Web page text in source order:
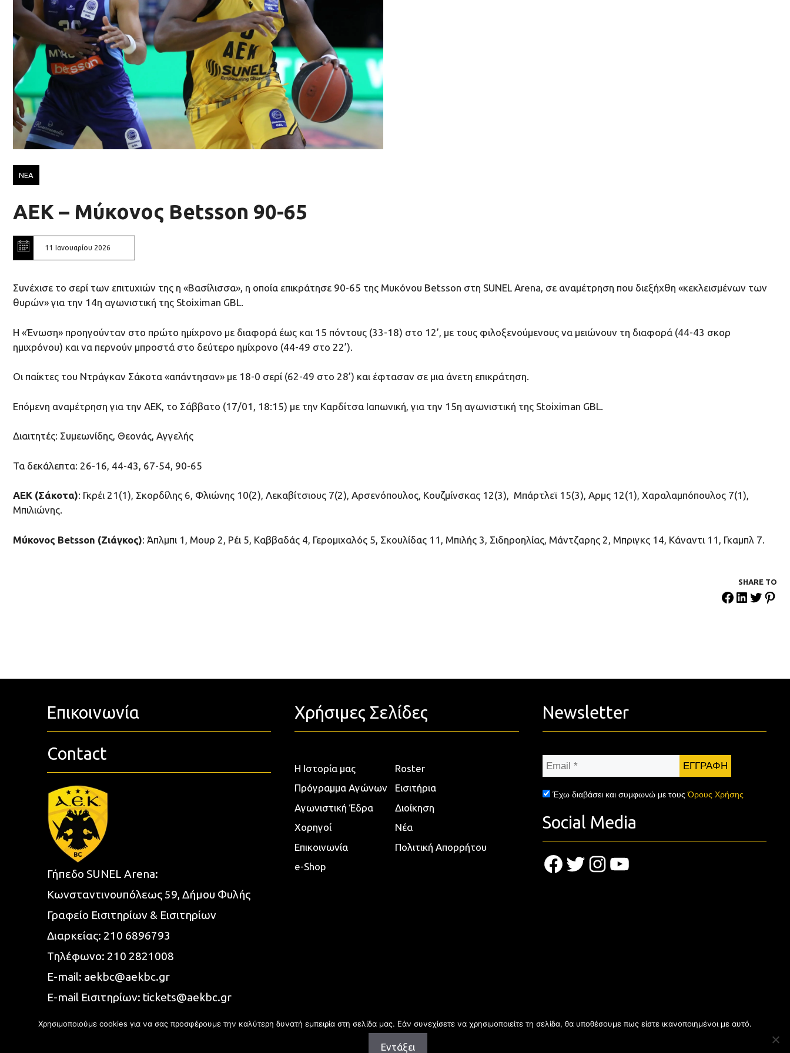
ΝΕΑ
AΕΚ – Μύκονος Betsson 90-65
11 Ιανουαρίου 2026
Συνέχισε το σερί των επιτυχιών της η «Βασίλισσα», η οποία επικράτησε 90-65 της Μυκόνου Betsson στη SUNEL Arena, σε αναμέτρηση που διεξήχθη «κεκλεισμένων των
θυρών» για την 14η αγωνιστική της Stoiximan GBL.
Η «Ένωση» προηγούνταν στο πρώτο ημίχρονο με διαφορά έως και 15 πόντους (33-18) στο 12’, με τους φιλοξενούμενους να μειώνουν τη διαφορά (44-43 σκορ
ημιχρόνου) και να περνούν μπροστά στο δεύτερο ημίχρονο (44-49 στο 22’).
Οι παίκτες του Ντράγκαν Σάκοτα «απάντησαν» με 18-0 σερί (62-49 στο 28’) και έφτασαν σε μια άνετη επικράτηση.
Επόμενη αναμέτρηση για την ΑΕΚ, το Σάββατο (17/01, 18:15) με την Καρδίτσα Ιαπωνική, για την 15η αγωνιστική της Stoiximan GBL.
Διαιτητές: Συμεωνίδης, Θεονάς, Αγγελής
Τα δεκάλεπτα: 26-16, 44-43, 67-54, 90-65
ΑΕΚ (Σάκοτα): Γκρέι 21(1), Σκορδίλης 6, Φλιώνης 10(2), Λεκαβίτσιους 7(2), Αρσενόπουλος, Κουζμίνσκας 12(3), Μπάρτλεϊ 15(3), Αρμς 12(1), Χαραλαμπόπουλος 7(1),
Μπιλιώνης.
Μύκονος Betsson (Ζιάγκος): Άπλμπι 1, Μουρ 2, Ρέι 5, Καββαδάς 4, Γερομιχαλός 5, Σκουλίδας 11, Μπιλής 3, Σιδηροηλίας, Μάντζαρης 2, Μπριγκς 14, Κάναντι 11, Γκαμπλ 7.
SHARE ΤΟ
Επικοινωνία
Contact
Γήπεδο SUNEL Arena:
Κωνσταντινουπόλεως 59, Δήμου Φυλής
Γραφείο Εισιτηρίων & Εισιτηρίων
Διαρκείας: 210 6896793
Τηλέφωνο: 210 2821008
E-mail: aekbc@aekbc.gr
E-mail Εισιτηρίων: tickets@aekbc.gr
Χρήσιμες Σελίδες
Η Ιστορία μας
Roster
Πρόγραμμα Αγώνων
Εισιτήρια
Αγωνιστική Έδρα
Διοίκηση
Χορηγοί
Νέα
Επικοινωνία
Πολιτική Απορρήτου
e-Shop
Newsletter
Email
Έχω διαβάσει και συμφωνώ με τουςΌρους Χρήσης
Social Media
Facebook
TwitterInstagram
YouTube
Copyright © 2026 | All rights reserved
Χρησιμοποιούμε cookies για να σας προσφέρουμε την καλύτερη δυνατή εμπειρία στη σελίδα μας. Εάν συνεχίσετε να χρησιμοποιείτε τη σελίδα, θα υποθέσουμε πως είστε ικανοποιημένοι με αυτό.
Εντάξει